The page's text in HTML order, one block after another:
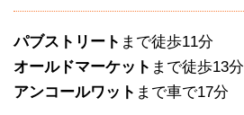
パブストリート まで徒歩11分
オールドマーケット まで徒歩13分
アンコールワット まで車で17分